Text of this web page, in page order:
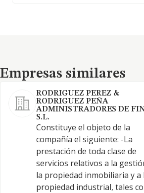
Empresas similares
Empresas similares
RODRIGUEZ PEREZ &
RODRIGUEZ PEÑA
ADMINISTRADORES DE
S.L.
Constituye el objeto de la
compañía el siguiente: -La
prestación de toda clase de
servicios relativos a la
la propiedad inmobiliaria y a
propiedad industrial, tales